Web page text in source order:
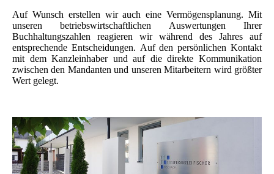
Auf Wunsch erstellen wir auch eine Vermögensplanung. Mit
unseren betriebswirtschaftlichen Auswertungen Ihrer
Buchhaltungszahlen reagieren wir während des Jahres auf
entsprechende Entscheidungen. Auf den persönlichen Kontakt
mit dem Kanzleinhaber und auf die direkte Kommunikation
zwischen den Mandanten und unseren Mitarbeitern wird größter
Wert gelegt.